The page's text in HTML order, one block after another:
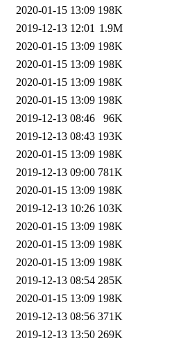
2020-01-15 13:09 198K
2019-12-13 12:01 1.9M
2020-01-15 13:09 198K
2020-01-15 13:09 198K
2020-01-15 13:09 198K
2020-01-15 13:09 198K
2019-12-13 08:46
96K
2019-12-13 08:43 193K
2020-01-15 13:09 198K
2019-12-13 09:00 781K
2020-01-15 13:09 198K
2019-12-13 10:26 103K
2020-01-15 13:09 198K
2020-01-15 13:09 198K
2020-01-15 13:09 198K
2019-12-13 08:54 285K
2020-01-15 13:09 198K
2019-12-13 08:56 371K
2019-12-13 13:50 269K